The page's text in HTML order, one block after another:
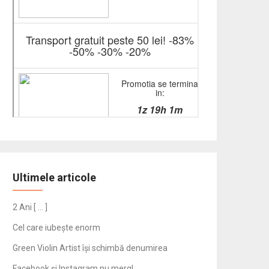
Ultimele articole
2 Ani [ … ]
Cel care iubește enorm
Green Violin Artist își schimbă denumirea